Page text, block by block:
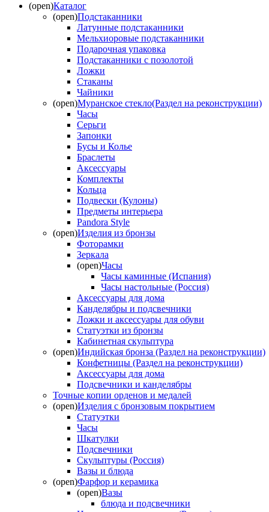
(open)Каталог
(open)Подстаканники
Латунные подстаканники
Мельхиоровые подстаканники
Подарочная упаковка
Подстаканники с позолотой
Ложки
Стаканы
Чайники
(open)Муранское стекло(Раздел на реконструкции)
Часы
Серьги
Запонки
Бусы и Колье
Браслеты
Аксессуары
Комплекты
Кольца
Подвески (Кулоны)
Предметы интерьера
Pandora Style
(open)Изделия из бронзы
Фоторамки
Зеркала
(open)Часы
Часы каминные (Испания)
Часы настольные (Россия)
Аксессуары для дома
Канделябры и подсвечники
Ложки и аксессуары для обуви
Статуэтки из бронзы
Кабинетная скульптура
(open)Индийская бронза (Раздел на реконструкции)
Конфетницы (Раздел на реконструкции)
Аксессуары для дома
Подсвечники и канделябры
Точные копии орденов и медалей
(open)Изделия с бронзовым покрытием
Статуэтки
Часы
Шкатулки
Подсвечники
Скульптуры (Россия)
Вазы и блюда
(open)Фарфор и керамика
(open)Вазы
блюда и подсвечники